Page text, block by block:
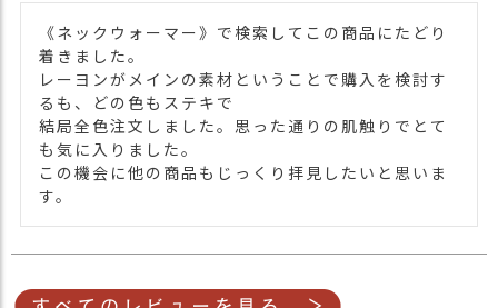
《ネックウォーマー》で検索してこの商品にたどり
着きました。
レーヨンがメインの素材ということで購入を検討す
るも、どの色もステキで
結局全色注文しました。思った通りの肌触りでとて
も気に入りました。
この機会に他の商品もじっくり拝見したいと思いま
す。